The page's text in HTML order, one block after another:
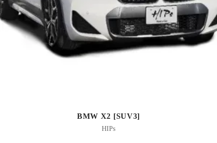
BMW X2 [SUV3]
HIPs